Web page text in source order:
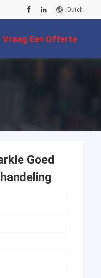
Dutch
Vraag Een Offerte
Goed